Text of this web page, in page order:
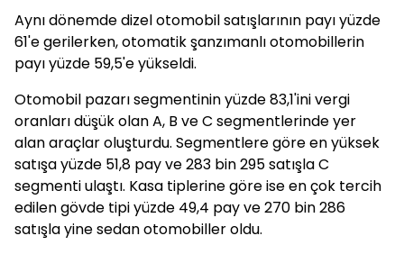
Aynı dönemde dizel otomobil satışlarının payı yüzde
61'e gerilerken, otomatik şanzımanlı otomobillerin
payı yüzde 59,5'e yükseldi.
Otomobil pazarı segmentinin yüzde 83,1'ini vergi
oranları düşük olan A, B ve C segmentlerinde yer
alan araçlar oluşturdu. Segmentlere göre en yüksek
satışa yüzde 51,8 pay ve 283 bin 295 satışla C
segmenti ulaştı. Kasa tiplerine göre ise en çok tercih
edilen gövde tipi yüzde 49,4 pay ve 270 bin 286
satışla yine sedan otomobiller oldu.